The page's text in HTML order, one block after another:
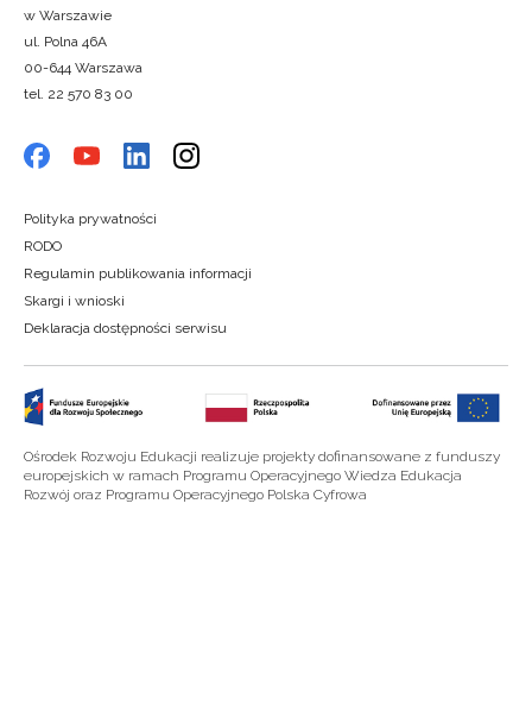
w Warszawie
ul. Polna 46A
00-644 Warszawa
tel. 22 570 83 00
Polityka prywatności
RODO
Regulamin publikowania informacji
Skargi i wnioski
Deklaracja dostępności serwisu
Ośrodek Rozwoju Edukacji realizuje projekty dofinansowane z funduszy
europejskich w ramach Programu Operacyjnego Wiedza Edukacja
Rozwój oraz Programu Operacyjnego Polska Cyfrowa